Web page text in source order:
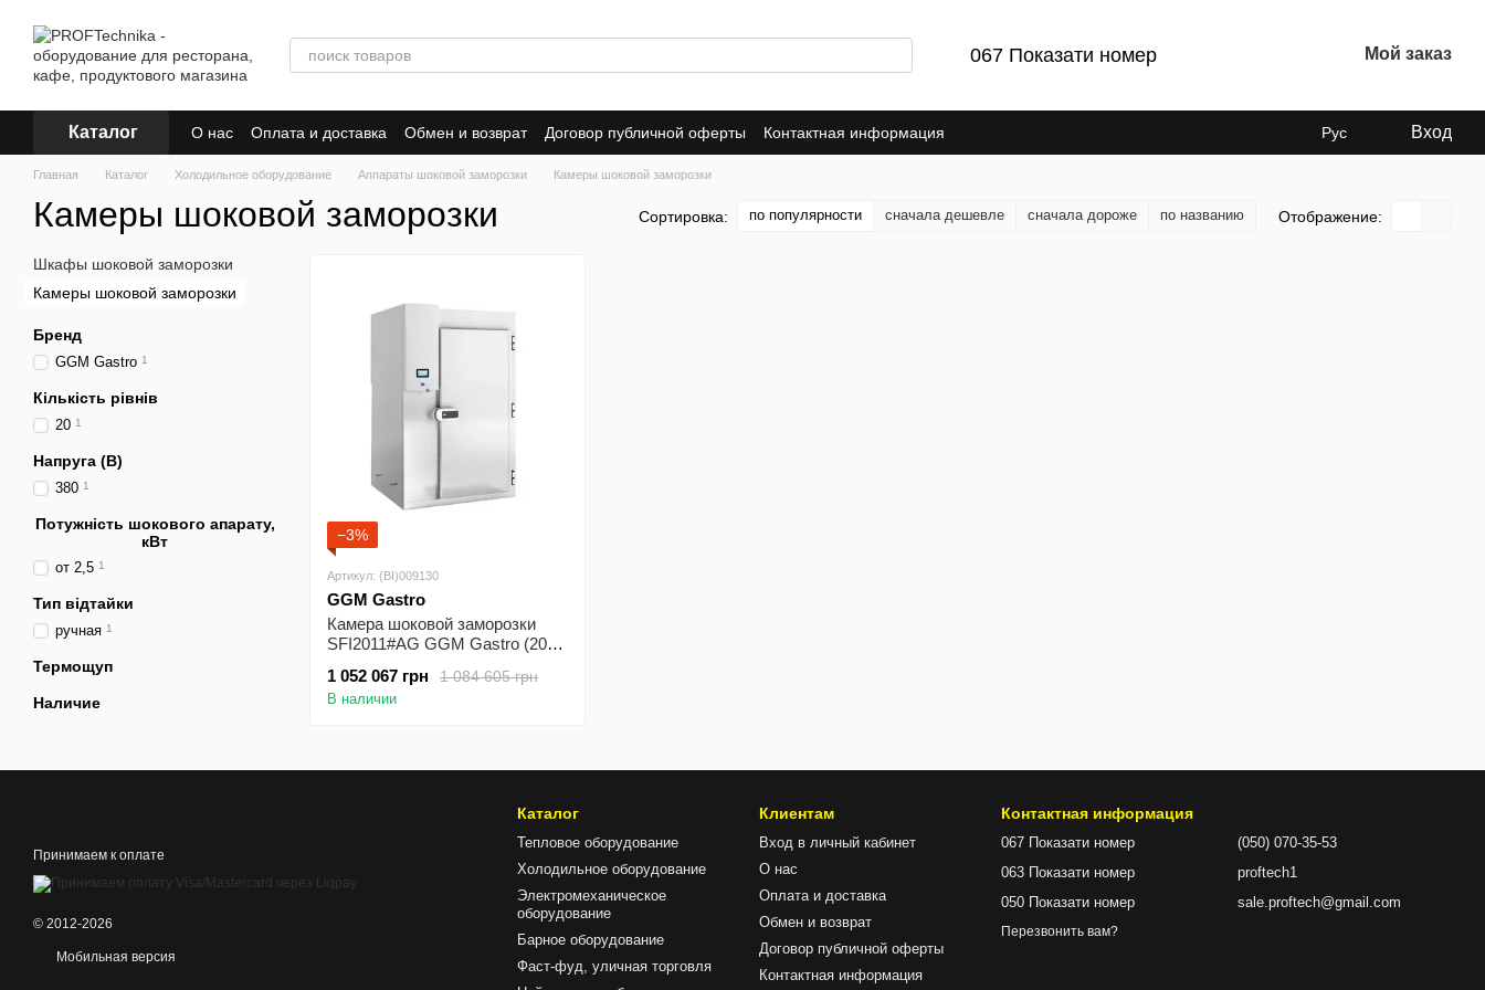
067 Показати номер Мой заказ
Каталог О нас Оплата и доставка Обмен и возврат Договор публичной оферты Контактная информация Рус Вход
Главная Каталог Холодильное оборудование Аппараты шоковой заморозки Камеры шоковой заморозки
Камеры шоковой заморозки Сортировка: по популярности сначала дешевле сначала дороже по названию Отображение:
−3%
Артикул: (BI)009130
GGM Gastro
Камера шоковой заморозки
SFI2011#AG GGM Gastro (20x
1 084 605 грн
1 052 067 грн
В наличии
Шкафы шоковой заморозки
Камеры шоковой заморозки
Бренд
GGM Gastro 1
Кількість рівнів
20 1
Напруга (В)
380 1
Потужність шокового апарату,
кВт
от 2,5 1
Тип відтайки
ручная 1
Термощуп
Наличие
Принимаем к оплате
© 2012-2026
Мобильная версия
Каталог
Тепловое оборудование
Холодильное оборудование
Электромеханическое
оборудование
Барное оборудование
Фаст-фуд, уличная торговля
Клиентам
Вход в личный кабинет
О нас
Оплата и доставка
Обмен и возврат
Договор публичной оферты
Контактная информация
Контактная информация
067 Показати номер
063 Показати номер
050 Показати номер
Перезвонить вам?
(050) 070-35-53
proftech1
sale.proftech@gmail.com